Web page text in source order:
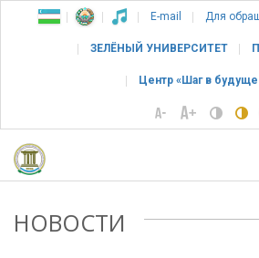
E-mail Для
ЗЕЛЁНЫЙ УНИВЕРСИТЕТ
Центр «Шаг в
НОВОСТИ